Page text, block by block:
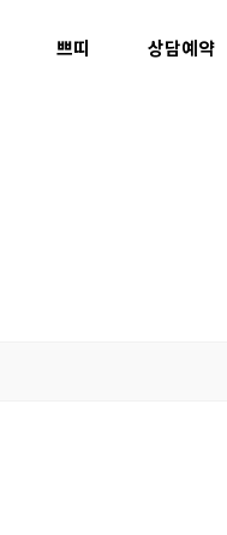
쁘띠 상담예약